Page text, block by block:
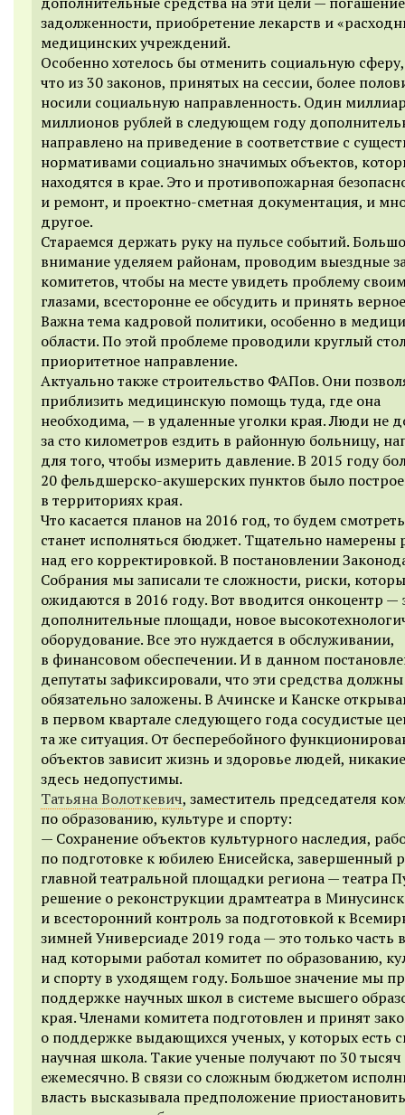
задолженности, приобретение лекарств и
медицинских учреждений.
Особенно хотелось бы отменить социальную
что из 30 законов, принятых на сессии, более
носили социальную направленность. Один
миллионов рублей в следующем году
направлено на приведение в соответствие с
нормативами социально значимых объектов,
находятся в крае. Это и противопожарная
и ремонт, и проектно-сметная документация, и
другое.
Стараемся держать руку на пульсе событий.
внимание уделяем районам, проводим выездные
комитетов, чтобы на месте увидеть проблему
глазами, всесторонне ее обсудить и принять
Важна тема кадровой политики, особенно в
области. По этой проблеме проводили круглый
приоритетное направление.
Актуально также строительство ФАПов. Они
приблизить медицинскую помощь туда, где она
необходима, — в удаленные уголки края. Люди не
за сто километров ездить в районную больницу,
для того, чтобы измерить давление. В 2015 году
20 фельдшерско-акушерских пунктов было
в территориях края.
Что касается планов на 2016 год, то будем
станет исполняться бюджет. Тщательно намерены
над его корректировкой. В постановлении
Собрания мы записали те сложности, риски,
ожидаются в 2016 году. Вот вводится онкоцентр —
дополнительные площади, новое
оборудование. Все это нуждается в обслуживании,
в финансовом обеспечении. И в данном
депутаты зафиксировали, что эти средства
обязательно заложены. В Ачинске и Канске
в первом квартале следующего года сосудистые
та же ситуация. От бесперебойного
объектов зависит жизнь и здоровье людей,
здесь недопустимы.
Татьяна Волоткевич, заместитель председателя
по образованию, культуре и спорту:
— Сохранение объектов культурного наследия,
по подготовке к юбилею Енисейска, завершенный
главной театральной площадки региона — театра
решение о реконструкции драмтеатра в
и всесторонний контроль за подготовкой к
зимней Универсиаде 2019 года — это только часть
над которыми работал комитет по образованию,
и спорту в уходящем году. Большое значение мы
поддержке научных школ в системе высшего
края. Членами комитета подготовлен и принят
о поддержке выдающихся ученых, у которых есть
научная школа. Такие ученые получают по 30
ежемесячно. В связи со сложным бюджетом
власть высказывала предположение